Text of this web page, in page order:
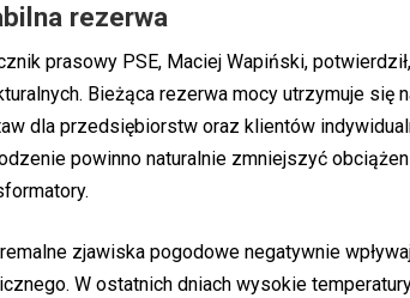
rezerwa
prasowy PSE, Maciej Wapiński,
Bieżąca rezerwa mocy utrzymuje
dla przedsiębiorstw oraz klientów
powinno naturalnie zmniejszyć
zjawiska pogodowe negatywnie
W ostatnich dniach wysokie